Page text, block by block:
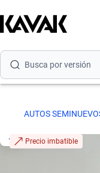
Busca por año
Busca por modelo
Busca por versión
AUTOS
Precio imbatible